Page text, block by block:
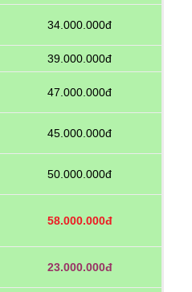
34.000.000đ
39.000.000đ
47.000.000đ
45.000.000đ
50.000.000đ
58.000.000đ
23.000.000đ